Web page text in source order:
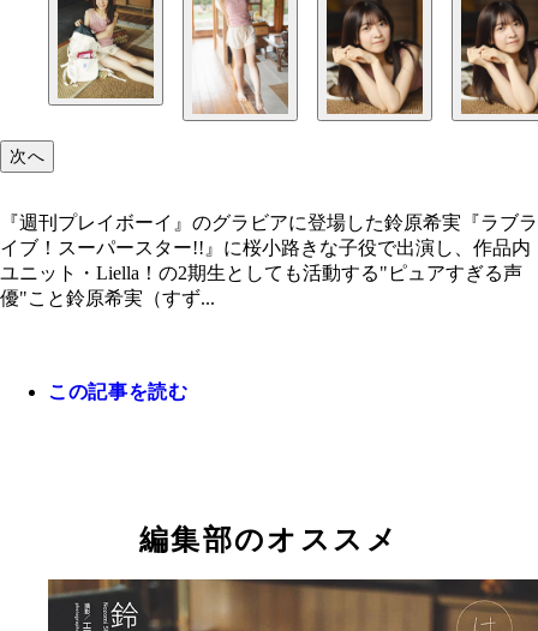
【デジタル限定】鈴原希実 VOICE PHOTO BOOK
イ
鈴原希実 VOICE PHOTO BOOK『はじめてのひと
Ver.価格1650円（税込）
鈴原希実 VOICE PHOTO BOOK『はじめてのひと
込）
次へ
『週刊プレイボーイ』のグラビアに登場した鈴原希実『ラブラ
イブ！スーパースター!!』に桜小路きな子役で出演し、作品内
ユニット・Liella！の2期生としても活動する"ピュアすぎる声
優"こと鈴原希実（すず...
この記事を読む
編集部のオススメ